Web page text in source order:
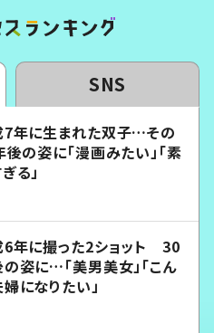
SNS
7年に生まれた双子…その
の姿に「漫画みたい」「素
る」
年に撮った2ショット 30
姿に…「美男美女」「こん
になりたい」